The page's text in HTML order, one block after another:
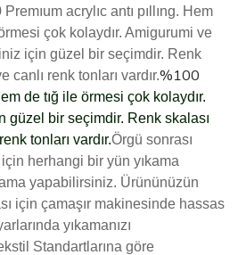
acrylıc antı pıllıng. Hem
çok kolaydır. Amigurumi ve
için güzel bir seçimdir. Renk
canlı renk tonları vardır.%100
de tığ ile örmesi çok kolaydır.
güzel bir seçimdir. Renk skalası
tonları vardır.Örgü sonrası
herhangi bir yün yıkama
yapabilirsiniz. Ürününüzün
için çamaşır makinesinde hassas
yıkamanızı
Standartlarına göre